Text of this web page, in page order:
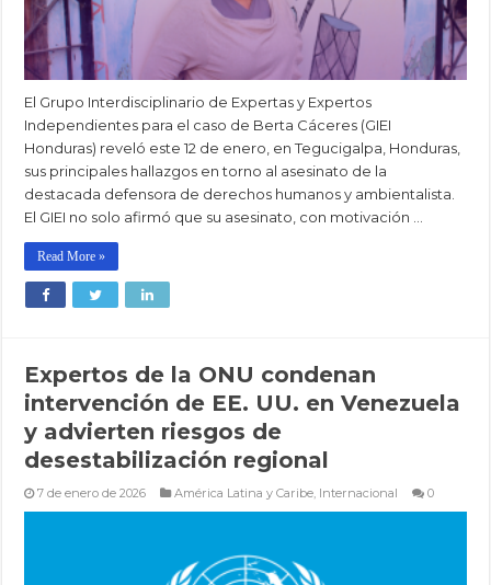
El Grupo Interdisciplinario de Expertas y Expertos
Independientes para el caso de Berta Cáceres (GIEI
Honduras) reveló este 12 de enero, en Tegucigalpa, Honduras,
sus principales hallazgos en torno al asesinato de la
destacada defensora de derechos humanos y ambientalista.
El GIEI no solo afirmó que su asesinato, con motivación …
Read More »
Expertos de la ONU condenan
intervención de EE. UU. en Venezuela
y advierten riesgos de
desestabilización regional
7 de enero de 2026 América Latina y Caribe Internacional 0